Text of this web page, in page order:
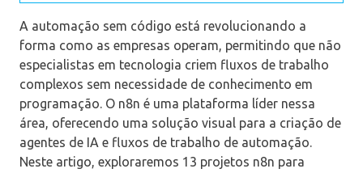
A automação sem código está revolucionando a
forma como as empresas operam, permitindo que não
especialistas em tecnologia criem fluxos de trabalho
complexos sem necessidade de conhecimento em
programação. O n8n é uma plataforma líder nessa
área, oferecendo uma solução visual para a criação de
agentes de IA e fluxos de trabalho de automação.
Neste artigo, exploraremos 13 projetos n8n para